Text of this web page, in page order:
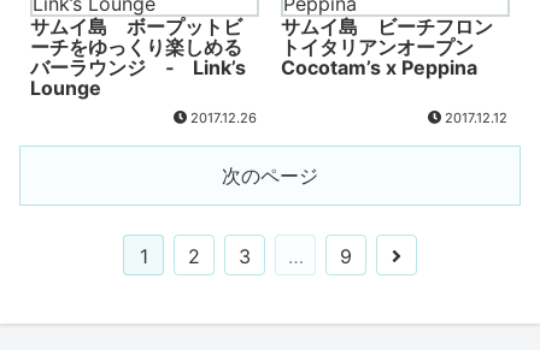
サムイ島 ボープットビ
ーチをゆっくり楽しめる
バーラウンジ ‐ Link’s
Lounge
2017.12.26
サムイ島 ビーチフロン
トイタリアンオープン
Cocotam’s x Peppina
2017.12.12
次のページ
1 2 3 … 9